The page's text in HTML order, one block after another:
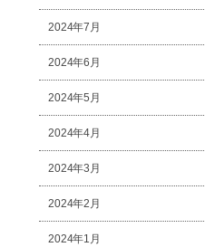
2024年7月
2024年6月
2024年5月
2024年4月
2024年3月
2024年2月
2024年1月